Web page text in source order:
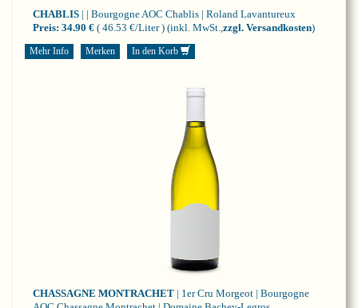
CHABLIS | | Bourgogne AOC Chablis | Roland Lavantureux
Preis: 34.90 € ( 46.53 €/Liter ) (inkl. MwSt., zzgl. Versandkosten)
Mehr Info Merken In den Korb
CHASSAGNE MONTRACHET | 1er Cru Morgeot | Bourgogne